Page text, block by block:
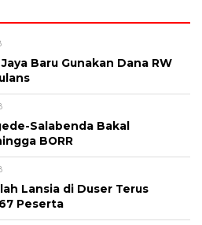
Baru Gunakan Dana RW
Salabenda Bakal
BORR
Lansia di Duser Terus
Peserta